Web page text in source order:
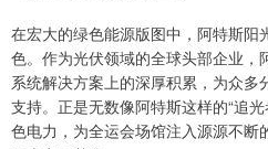
在宏大的绿色能源版图中，阿特斯阳
色。作为光伏领域的全球头部企业，
系统解决方案上的深厚积累，为众多
支持。正是无数像阿特斯这样的“追
色电力，为全运会场馆注入源源不断